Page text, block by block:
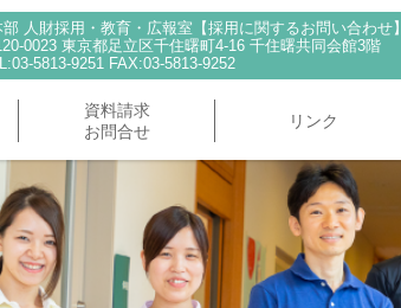
人財採用・教育・広報室【採用に関するお問い合わせ】
0023 東京都足立区千住曙町4-16 千住曙共同会館3階
5813-9251 FAX:03-5813-9252
資料請求
お問合せ
リンク